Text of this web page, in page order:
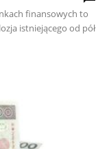
finansowych to
istniejącego od pół